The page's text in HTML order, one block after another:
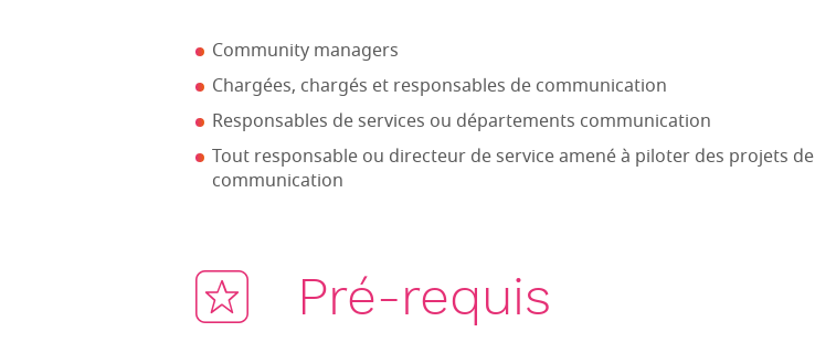
Community managers
Chargées, chargés et responsables de communication
Responsables de services ou départements communication
Tout responsable ou directeur de service amené à piloter des projets de
communication
Pré-requis